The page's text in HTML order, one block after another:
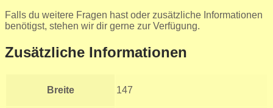
Falls du weitere Fragen hast oder zusätzliche Informationen
benötigst, stehen wir dir gerne zur Verfügung.
Zusätzliche Informationen
Breite 147